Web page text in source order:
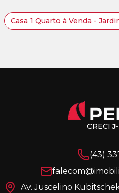
Casa 1 Quarto à Venda -
CRECI
(43)
Av. Juscelino